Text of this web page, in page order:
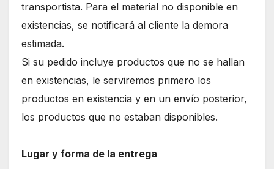
transportista. Para el material no disponible en
existencias, se notificará al cliente la demora
estimada.
Si su pedido incluye productos que no se hallan
en existencias, le serviremos primero los
productos en existencia y en un envío posterior,
los productos que no estaban disponibles.
Lugar y forma de la entrega